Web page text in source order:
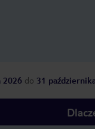
2026 do 31